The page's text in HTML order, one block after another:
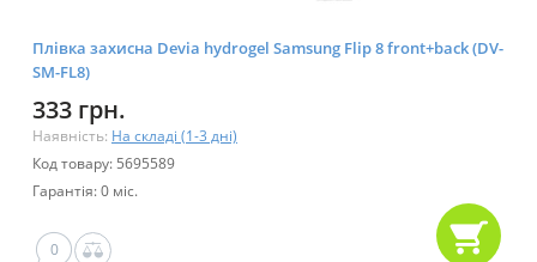
Плівка захисна Devia hydrogel Samsung Flip 8 front+back (DV-
SM-FL8)
333 грн.
Наявність: На складі (1-3 дні)
Код товару: 5695589
Гарантія: 0 міс.
0